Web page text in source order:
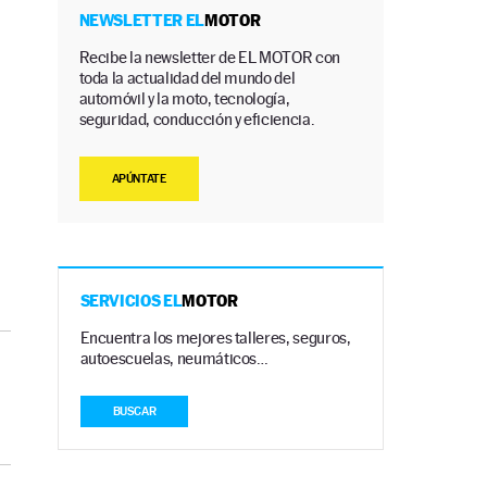
NEWSLETTER ELMOTOR
Recibe la newsletter de EL MOTOR con
toda la actualidad del mundo del
automóvil y la moto, tecnología,
seguridad, conducción y eficiencia.
APÚNTATE
SERVICIOS ELMOTOR
Encuentra los mejores talleres, seguros,
autoescuelas, neumáticos…
BUSCAR